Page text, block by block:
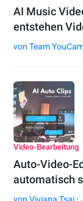
AI Music
entstehen
vonTeam
Video-Bearbeitung
Auto-Video-
automatisch